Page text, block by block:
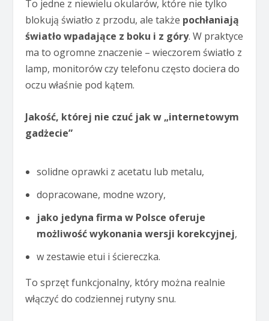
To jedne z niewielu okularów, które nie tylko
blokują światło z przodu, ale także pochłaniają
światło wpadające z boku i z góry. W praktyce
ma to ogromne znaczenie – wieczorem światło z
lamp, monitorów czy telefonu często dociera do
oczu właśnie pod kątem.
Jakość, której nie czuć jak w „internetowym
gadżecie”
solidne oprawki z acetatu lub metalu,
dopracowane, modne wzory,
jako jedyna firma w Polsce oferuje
możliwość wykonania wersji korekcyjnej,
w zestawie etui i ściereczka.
To sprzęt funkcjonalny, który można realnie
włączyć do codziennej rutyny snu.